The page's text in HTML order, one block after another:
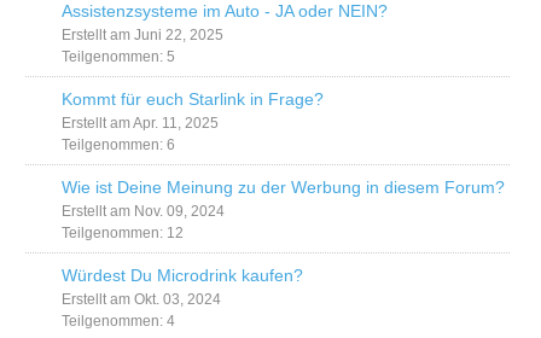
Assistenzsysteme im Auto - JA oder NEIN?
Erstellt am Juni 22, 2025
Teilgenommen: 5
Kommt für euch Starlink in Frage?
Erstellt am Apr. 11, 2025
Teilgenommen: 6
Wie ist Deine Meinung zu der Werbung in diesem Forum?
Erstellt am Nov. 09, 2024
Teilgenommen: 12
Würdest Du Microdrink kaufen?
Erstellt am Okt. 03, 2024
Teilgenommen: 4